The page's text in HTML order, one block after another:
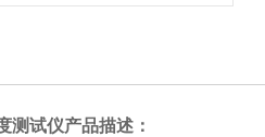
测试仪产品描述：